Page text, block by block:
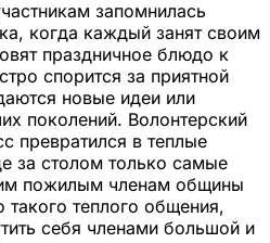
запомнилась
когда каждый занят своим
праздничное блюдо к
спорится за приятной
новые идеи или
поколений. Волонтерский
превратился в теплые
за столом только самые
пожилым членам общины
такого теплого общения,
себя членами большой и